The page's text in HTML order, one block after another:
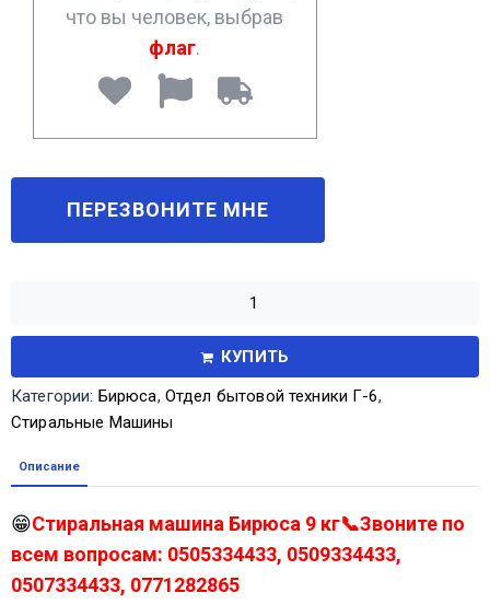
что вы человек, выбрав
флаг.
КУПИТЬ
Категории: Бирюса, Отдел бытовой техники Г-6,
Стиральные Машины
Описание
😁Стиральная машина Бирюса 9 кг📞Звоните по
всем вопросам: 0505334433, 0509334433,
0507334433, 0771282865